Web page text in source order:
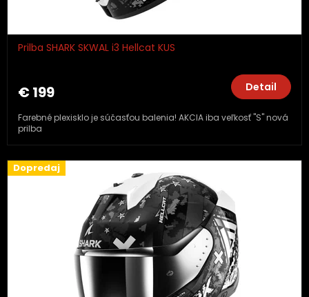
Prilba SHARK SKWAL i3 Hellcat KUS
€ 199 Detail
Farebné plexisklo je súčasťou balenia! AKCIA iba veľkosť "S" nová
prilba
Dopredaj